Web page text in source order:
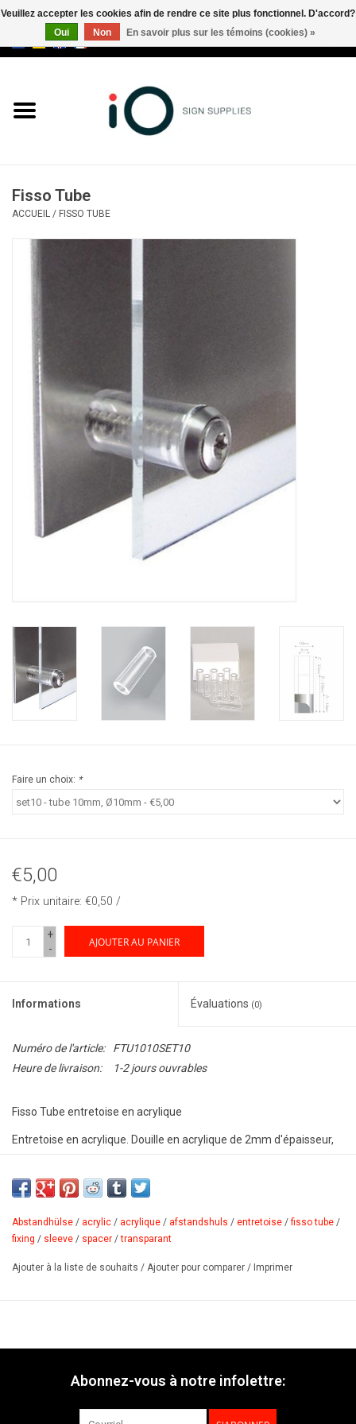
Marques
Appelez-nous au +32 3 353 67
Fisso Tube
ACCUEIL / FISSO TUBE
Faire un choix: *
€5,00
* Prix unitaire: €0,50 /
+
-
AJOUTER AU PANIER
Informations Évaluations (0)
Numéro de l'article:
FTU1010SET10
Heure de livraison:
1-2 jours ouvrables
Fisso Tube entretoise en acrylique
Entretoise en acrylique. Douille en acrylique de 2mm d'épaisseur,
Matériau: acrylique transparent.
Abstandhülse / acrylic / acrylique / afstandshuls / entretoise /fisso tube /
fixing / sleeve / spacer /transparant
Ajouter à la liste de souhaits / Ajouter pour comparer / Imprimer
Abonnez-vous à notre infolettre:
Veuillez accepter les cookies afin de rendre ce site plus fonctionnel. D'accord?
Oui
Non En savoir plus sur les témoins (cookies) »